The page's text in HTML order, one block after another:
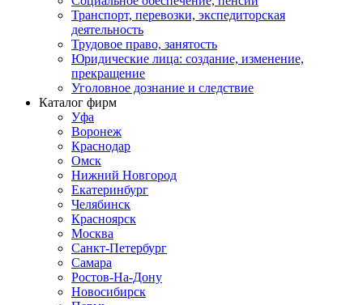
Транспорт, перевозки, экспедиторская
деятельность
Трудовое право, занятость
Юридические лица: создание, изменение,
прекращение
Уголовное дознание и следствие
Каталог фирм
Уфа
Воронеж
Краснодар
Омск
Нижний Новгород
Екатеринбург
Челябинск
Красноярск
Москва
Санкт-Петербург
Самара
Ростов-На-Дону
Новосибирск